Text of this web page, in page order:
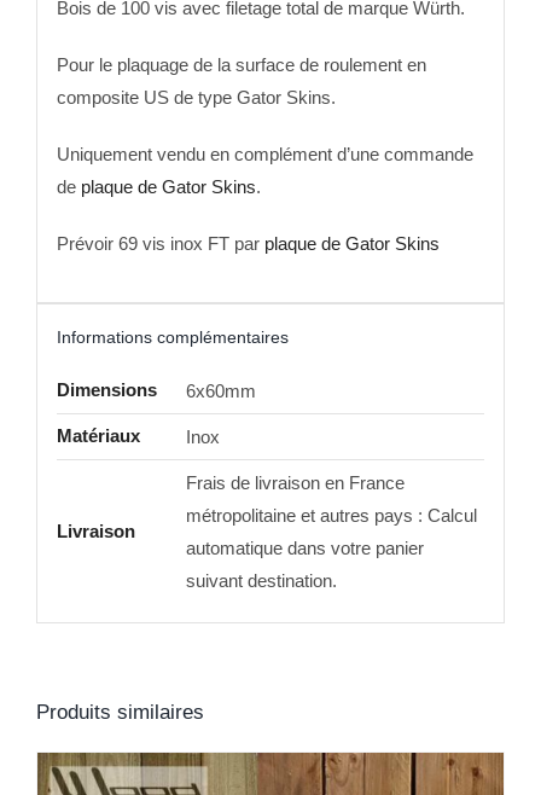
Bois de 100 vis avec filetage total de marque Würth.
Pour le plaquage de la surface de roulement en
composite US de type Gator Skins.
Uniquement vendu en complément d’une commande
deplaque de Gator Skins.
Prévoir 69 vis inox FT par plaque de Gator Skins
Informations complémentaires
Dimensions 6x60mm
Matériaux Inox
Livraison
Frais de livraison en France
métropolitaine et autres pays : Calcul
automatique dans votre panier
suivant destination.
Produits similaires